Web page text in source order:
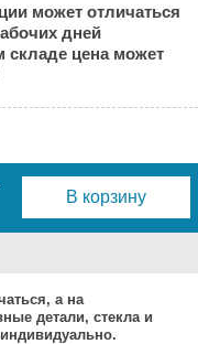
может отличаться
дней
складе цена может
В корзину
а на
детали, стекла и